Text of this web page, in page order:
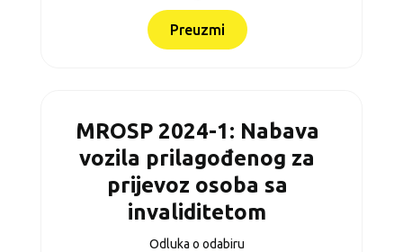
Preuzmi
MROSP 2024-1: Nabava
vozila prilagođenog za
prijevoz osoba sa
invaliditetom
Odluka o odabiru